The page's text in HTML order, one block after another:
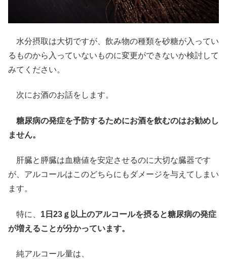
水分摂取は大切ですが、飲み物の種類を砂糖が入ってい
るものから入っていないものに変更ができないか検討して
みてください。
次にお酒のお話をします。
糖尿病の発症を予防するためにお酒を飲むのはお勧めし
ません。
肝臓と膵臓は血糖値を安定させるのに大切な臓器です
が、アルコールはこのどちらにもダメージを与えてしまい
ます。
特に、 1日23ｇ以上のアルコールを摂ると糖尿病の発症
が増えることが分かっています。
純アルコール量は、